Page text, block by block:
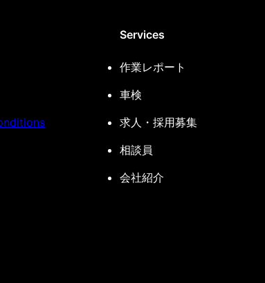
Services
作業レポート
車検
求人・採用募集
相談員
会社紹介